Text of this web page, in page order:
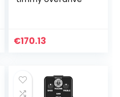
€170.13